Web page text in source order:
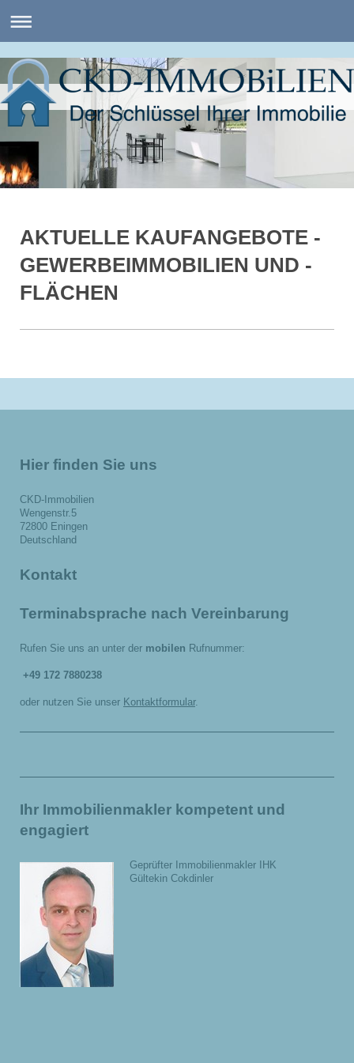
AKTUELLE KAUFANGEBOTE -
GEWERBEIMMOBILIEN UND -
FLÄCHEN
Hier finden Sie uns
CKD-Immobilien
Wengenstr.5
72800 Eningen
Deutschland
Kontakt
Terminabsprache nach Vereinbarung
Rufen Sie uns an unter der mobilen Rufnummer:
+49 172 7880238
oder nutzen Sie unser Kontaktformular.
Ihr Immobilienmakler kompetent und
engagiert
Geprüfter Immobilienmakler IHK
Gültekin Cokdinler